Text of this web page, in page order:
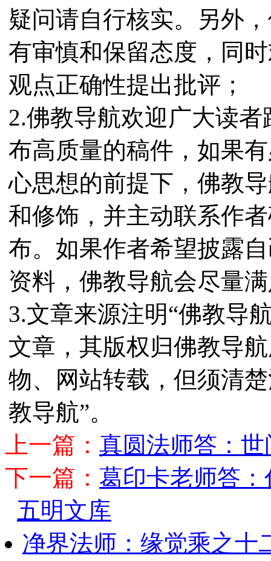
疑问请自行核实。另外
有审慎和保留态度，同
观点正确性提出批评；
2.佛教导航欢迎广大读
布高质量的稿件，如果
心思想的前提下，佛教
和修饰，并主动联系作
布。如果作者希望披露
资料，佛教导航会尽量
3.文章来源注明“佛教导
文章，其版权归佛教导
物、网站转载，但须清
教导航”。
上一篇： 真圆法师答：
下一篇： 葛印卡老师答
五明文库
净界法师：缘觉乘之